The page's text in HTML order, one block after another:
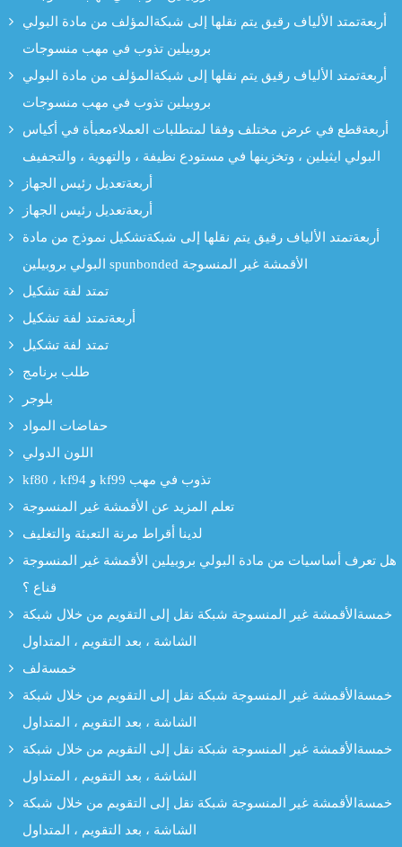
أربعةتمتد الألياف رقيق يتم نقلها إلى شبكةالمؤلف من مادة البولي
بروبيلين تذوب في مهب منسوجات
أربعةتمتد الألياف رقيق يتم نقلها إلى شبكةالمؤلف من مادة البولي
بروبيلين تذوب في مهب منسوجات
أربعةقطع في عرض مختلف وفقا لمتطلبات العملاءمعبأة في أكياس
البولي ايثيلين ، وتخزينها في مستودع نظيفة ، والتهوية ، والتجفيف
أربعةتعديل رئيس الجهاز
أربعةتعديل رئيس الجهاز
أربعةتمتد الألياف رقيق يتم نقلها إلى شبكةتشكيل نموذج من مادة
البولي بروبيلين spunbonded الأقمشة غير المنسوجة
تمتد لفة تشكيل
أربعةتمتد لفة تشكيل
تمتد لفة تشكيل
طلب برنامج
بلوجر
حفاضات المواد
اللون الدولي
kf80 ، kf94 و kf99 تذوب في مهب
تعلم المزيد عن الأقمشة غير المنسوجة
لدينا أقراط مرنة التعبئة والتغليف
هل تعرف أساسيات من مادة البولي بروبيلين الأقمشة غير المنسوجة
قناع ؟
خمسةالأقمشة غير المنسوجة شبكة نقل إلى التقويم من خلال شبكة
الشاشة ، بعد التقويم ، المتداول
خمسةلف
خمسةالأقمشة غير المنسوجة شبكة نقل إلى التقويم من خلال شبكة
الشاشة ، بعد التقويم ، المتداول
خمسةالأقمشة غير المنسوجة شبكة نقل إلى التقويم من خلال شبكة
الشاشة ، بعد التقويم ، المتداول
خمسةالأقمشة غير المنسوجة شبكة نقل إلى التقويم من خلال شبكة
الشاشة ، بعد التقويم ، المتداول